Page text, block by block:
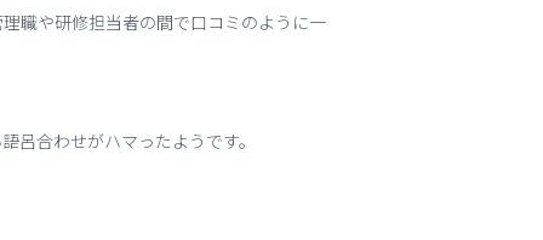
職や研修担当者の間で口コミのように一
呂合わせがハマったようです。